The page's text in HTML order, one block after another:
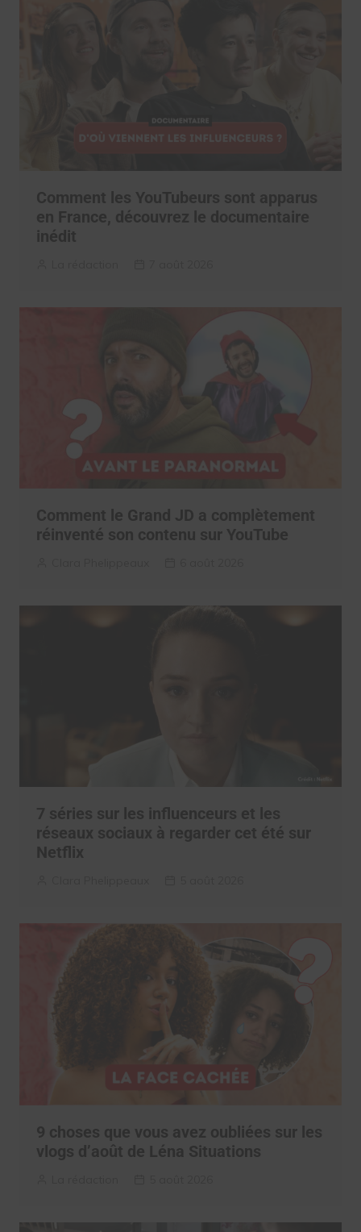
Comment les YouTubeurs sont apparus
en France, découvrez le documentaire
inédit
Comment le Grand JD a complètement
réinventé son contenu sur YouTube
7 séries sur les influenceurs et les
réseaux sociaux à regarder cet été sur
Netflix
9 choses que vous avez oubliées sur les
vlogs d’août de Léna Situations